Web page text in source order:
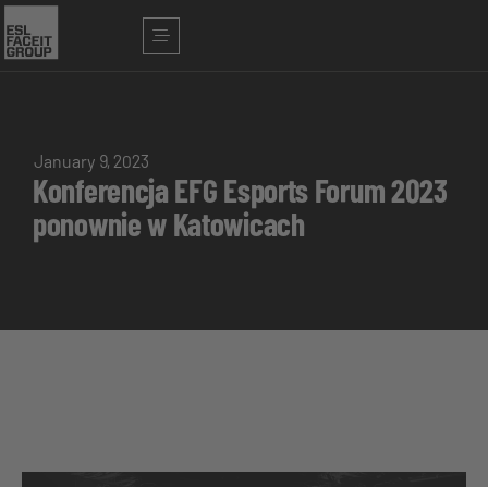
January 9, 2023
Konferencja EFG Esports Forum 2023
ponownie w Katowicach